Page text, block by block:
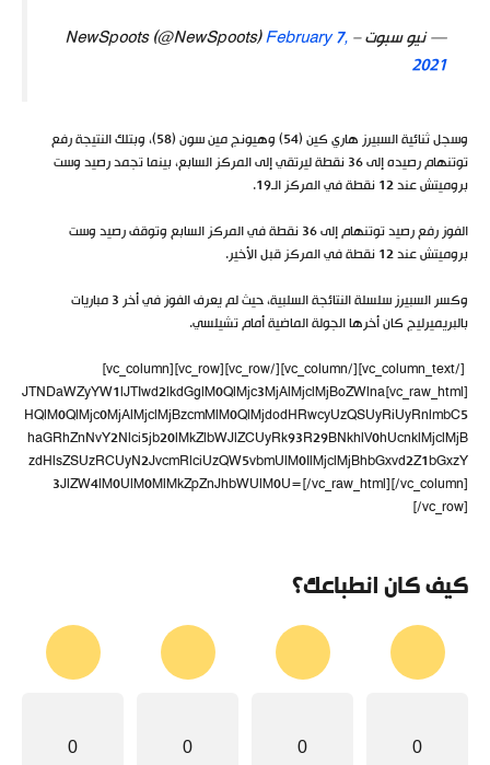
— نيو سبوت – NewSpoots (@NewSpoots)February 7,
2021
وسجل ثنائية السبيرز هاري كين (54) وهيونج مين سون (58)، وبتلك النتيجة رفع
توتنهام رصيده إلى 36 نقطة ليرتقي إلى المركز السابع، بينما تجمد رصيد وست
بروميتش عند 12 نقطة في المركز الـ19.
الفوز رفع رصيد توتنهام إلى 36 نقطة في المركز السابع وتوقف رصيد وست
بروميتش عند 12 نقطة في المركز قبل الأخير.
وكسر السبيرز سلسلة النتائجة السلبية، حيث لم يعرف الفوز في أخر 3 مباريات
بالبريميرليج كان أخرها الجولة الماضية أمام تشيلسي.
[/vc_column_text][/vc_column][/vc_row][vc_row][vc_column]
[vc_raw_html]JTNDaWZyYW1lJTIwd2lkdGglM0QlMjc3MjAlMjclMjBoZWlna
HQlM0QlMjc0MjAlMjclMjBzcmMlM0QlMjdodHRwcyUzQSUyRiUyRnlmbC5
haGRhZnNvY2Nlci5jb20lMkZlbWJlZCUyRk93R29BNkhlV0hUcnklMjclMjB
zdHlsZSUzRCUyN2JvcmRlciUzQW5vbmUlM0IlMjclMjBhbGxvd2Z1bGxzY
3JlZW4lM0UlM0MlMkZpZnJhbWUlM0U=[/vc_raw_html][/vc_column]
[/vc_row]
كيف كان انطباعك؟
0
0
0
0